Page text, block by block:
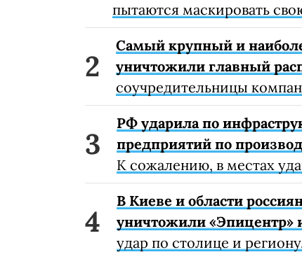
пытаются маскировать
Самый крупный и
уничтожили главный
соучредительницы
РФ ударила по
предприятий по
К сожалению, в местах
В Киеве и области
уничтожили «Эпицентр»
удар по столице и